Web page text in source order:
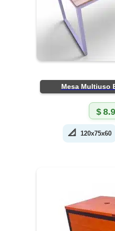
Mesa Multiuso
$
📐 120x75x60